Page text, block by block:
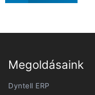
Megoldásaink
Dyntell ERP